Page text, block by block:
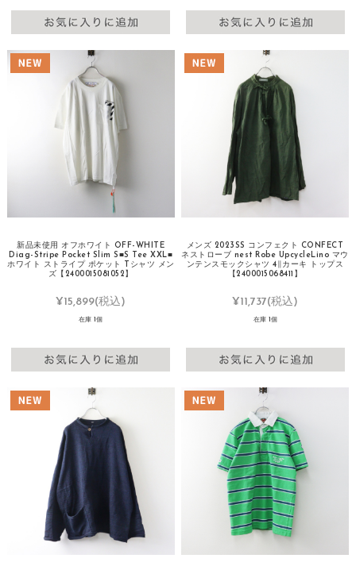
新品未使用 オフホワイト OFF-WHITE
Diag-Stripe Pocket Slim S■S Tee XXL■
ホワイト ストライプ ポケット Tシャツ メン
ズ【2400015081052】
¥15,899(税込)
在庫 1個
メンズ 2023SS コンフェクト CONFECT
ネストローブ nest Robe UpcycleLino マウ
ンテンスモックシャツ 4∥カーキ トップス
【2400015068411】
¥11,737(税込)
在庫 1個